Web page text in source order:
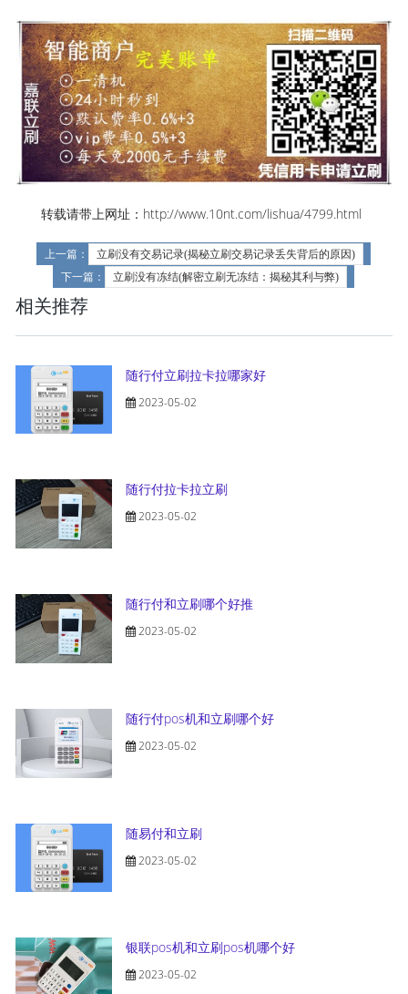
转载请带上网址：http://www.10nt.com/lishua/4799.html
上一篇：
立刷没有交易记录(揭秘立刷交易记录丢失背后的原因)
下一篇：
立刷没有冻结(解密立刷无冻结：揭秘其利与弊)
相关推荐
随行付立刷拉卡拉哪家好
2023-05-02
随行付拉卡拉立刷
2023-05-02
随行付和立刷哪个好推
2023-05-02
随行付pos机和立刷哪个好
2023-05-02
随易付和立刷
2023-05-02
银联pos机和立刷pos机哪个好
2023-05-02